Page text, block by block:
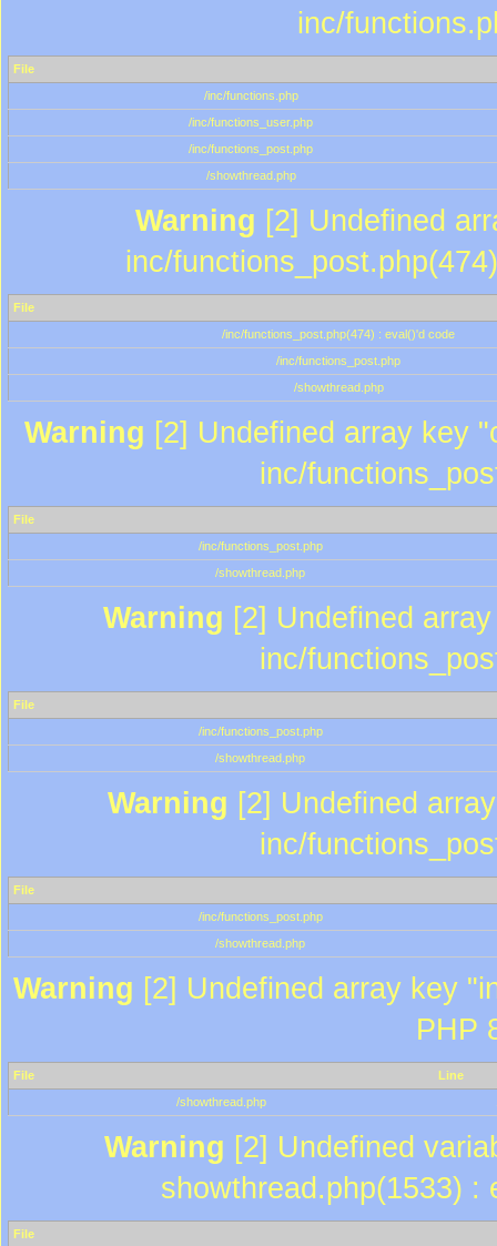
inc/
File
/inc/functions.php
/inc/functions_user.php
/inc/functions_post.php
/showthread.php
Warning [2] Undefined
inc/
File
/inc/functions_post.php(474) : eval()'d code
/inc/functions_post.php
/showthread.php
Warning [2] Undefined array key
inc/
File
/inc/functions_post.php
/showthread.php
Warning [2] Undefined
inc/
File
/inc/functions_post.php
/showthread.php
Warning [2] Undefined
inc/
File
/inc/functions_post.php
/showthread.php
Warning [2] Undefined array key
PHP
File
Line
/showthread.php
Warning [2] Undefined
showthread.php(1533) :
File